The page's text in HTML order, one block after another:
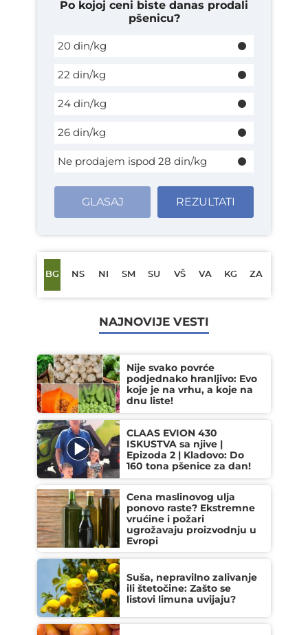
Po kojoj ceni biste danas prodali
pšenicu?
20 din/kg
22 din/kg
24 din/kg
26 din/kg
Ne prodajem ispod 28 din/kg
GLASAJ REZULTATI
BG NS NI SM SU VŠ VA KG ZA
NAJNOVIJE VESTI
Nije svako povrće
podjednako hranljivo: Evo
koje je na vrhu, a koje na
dnu liste!
CLAAS EVION 430
ISKUSTVA sa njive |
Epizoda 2 | Kladovo: Do
160 tona pšenice za dan!
Cena maslinovog ulja
ponovo raste? Ekstremne
vrućine i požari
ugrožavaju proizvodnju u
Evropi
Suša, nepravilno zalivanje
ili štetočine: Zašto se
listovi limuna uvijaju?